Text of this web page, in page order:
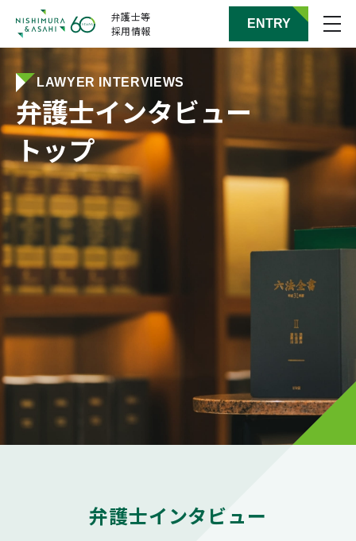
弁護士等
採用情報
ENTRY
弁護士採用／インターン等エントリー
新卒採用はこちら
中途採用はこちら
サマー・アソシエイト
（法科大学院生）
はこちら
サマー・インターン
（大学学部生）
サマー・プログラム
はこちら
ウインター・
アソシエイト
はこちら
弁理士採用エントリー
LAWYER INTERVIEWS
弁護士インタビュー
トップ
弁護士インタビュー